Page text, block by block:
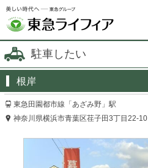
駐車したい
根岸
東急田園都市線「あざみ野」駅
神奈川県横浜市青葉区荏子田3丁目22-10